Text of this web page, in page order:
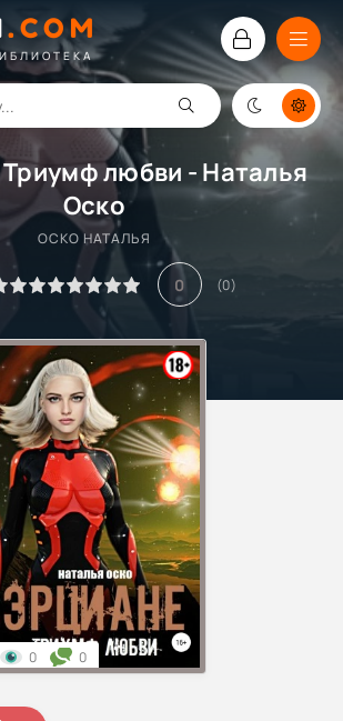
. COM
любви - Наталья
Оско
ОСКО НАТАЛЬЯ
0 (0)
0 0